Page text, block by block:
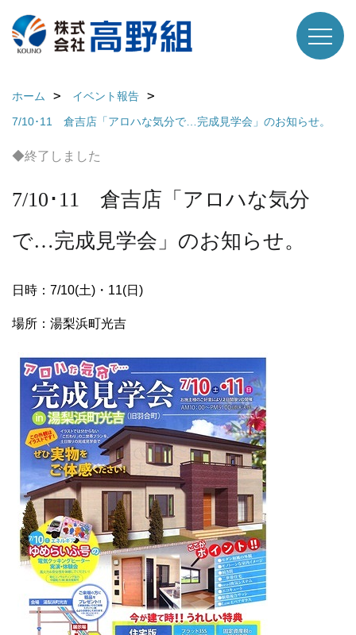
ホーム
イベント報告
7/10･11 倉吉店「アロハな気分で…完成見学会」のお知らせ。
◆終了しました
7/10･11 倉吉店「アロハな気分
で…完成見学会」のお知らせ。
日時：7/10(土)・11(日)
場所：湯梨浜町光吉